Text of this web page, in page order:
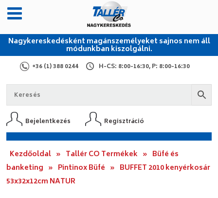
Nagykereskedésként magánszemélyeket sajnos nem áll
módunkban kiszolgálni.
+36 (1) 388 0244 H-CS: 8:00-16:30, P: 8:00-16:30
Bejelentkezés Regisztráció
Kezdőoldal » Tallér CO Termékek » Büfé és
banketing » Pintinox Büfé » BUFFET 2010 kenyérkosár
53x32x12cm NATUR